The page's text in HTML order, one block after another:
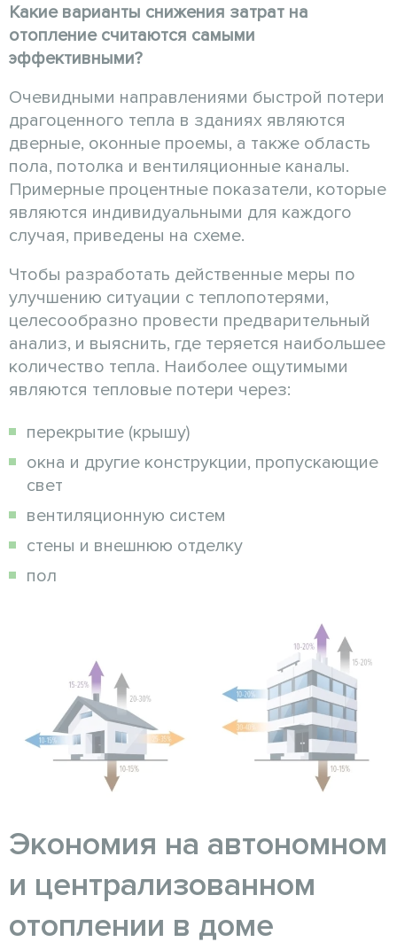
Какие варианты снижения затрат на
отопление считаются самыми
эффективными?
Очевидными направлениями быстрой потери
драгоценного тепла в зданиях являются
дверные, оконные проемы, а также область
пола, потолка и вентиляционные каналы.
Примерные процентные показатели, которые
являются индивидуальными для каждого
случая, приведены на схеме.
Чтобы разработать действенные меры по
улучшению ситуации с теплопотерями,
целесообразно провести предварительный
анализ, и выяснить, где теряется наибольшее
количество тепла. Наиболее ощутимыми
являются тепловые потери через:
перекрытие (крышу)
окна и другие конструкции, пропускающие
свет
вентиляционную систем
стены и внешнюю отделку
пол
Экономия на автономном
и централизованном
отоплении в доме